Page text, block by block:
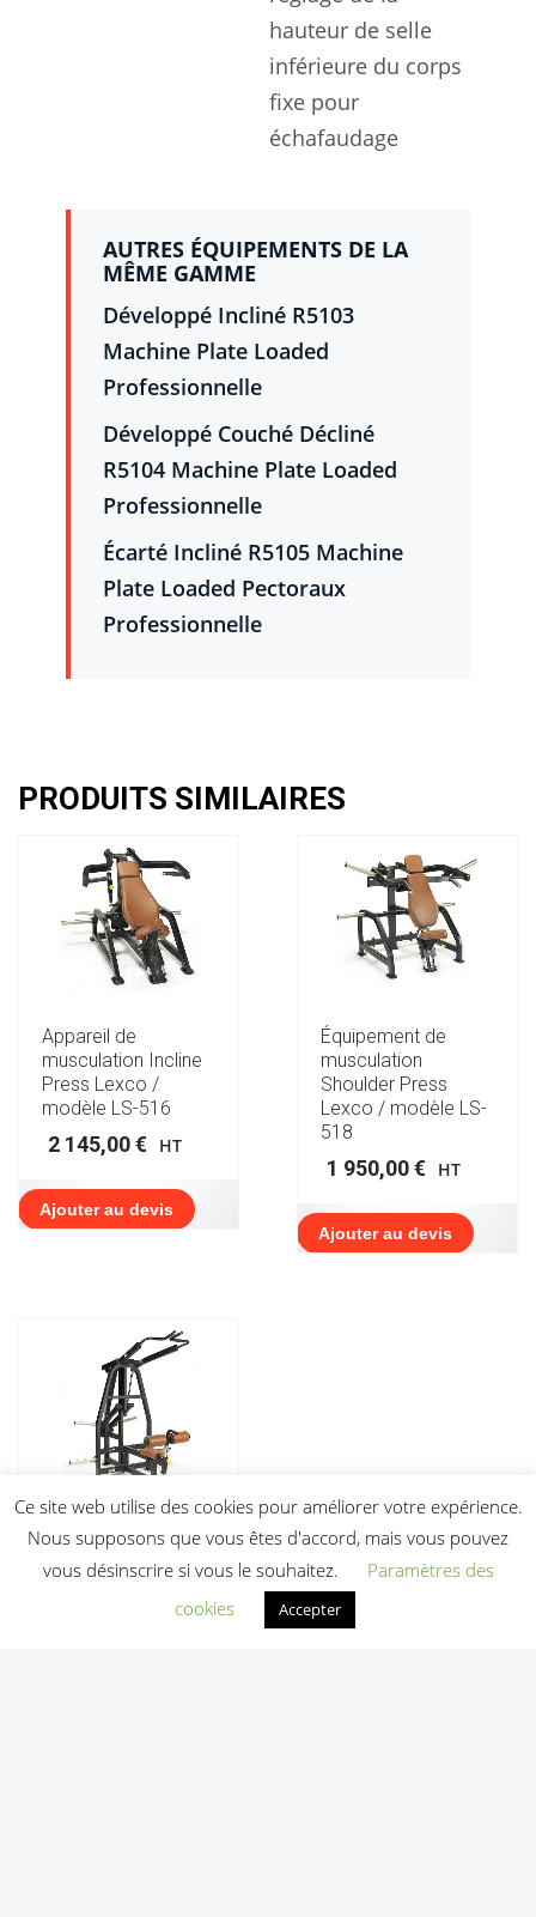
hauteur de selle
inférieure du corps
fixe pour
échafaudage
AUTRES ÉQUIPEMENTS DE LA
MÊME GAMME
Développé Incliné R5103
Machine Plate Loaded
Professionnelle
Développé Couché Décliné
R5104 Machine Plate Loaded
Professionnelle
Écarté Incliné R5105 Machine
Plate Loaded Pectoraux
Professionnelle
PRODUITS SIMILAIRES
Appareil de
musculation Incline
Press Lexco /
modèle LS-516
2 145,00€ HT
Ajouter au devis
Équipement de
musculation
Shoulder Press
Lexco / modèle LS-
518
1 950,00€ HT
Ajouter au devis
Machine de
musculation Rear
Ce site web utilise des cookies pour améliorer votre expérience.
Nous supposons que vous êtes d'accord, mais vous pouvez
vous désinscrire si vous le souhaitez.
Paramètres des
cookies
Accepter